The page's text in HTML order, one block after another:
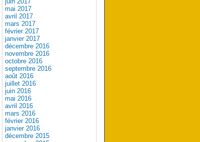
mai 2017
avril 2017
mars 2017
février 2017
janvier 2017
décembre 2016
novembre 2016
octobre 2016
septembre 2016
août 2016
juillet 2016
juin 2016
mai 2016
avril 2016
mars 2016
février 2016
janvier 2016
décembre 2015